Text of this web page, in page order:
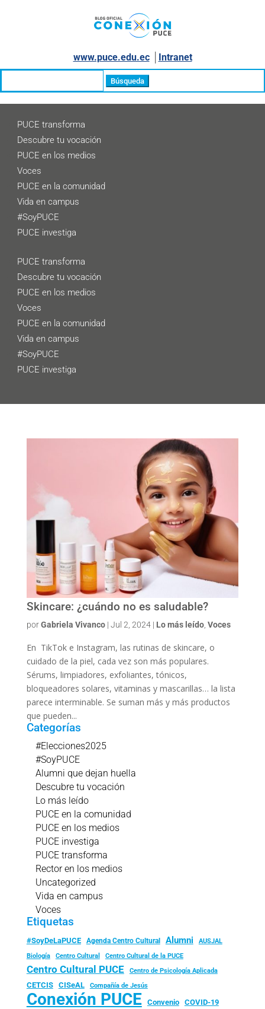
www.puce.edu.ec│ Intranet
PUCE transforma
Descubre tu vocación
PUCE en los medios
Voces
PUCE en la comunidad
Vida en campus
#SoyPUCE
PUCE investiga
PUCE transforma
Descubre tu vocación
PUCE en los medios
Voces
PUCE en la comunidad
Vida en campus
#SoyPUCE
PUCE investiga
Skincare: ¿cuándo no es saludable?
porGabriela Vivanco| Jul 2, 2024| Lo más leído, Voces
En TikTok e Instagram, las rutinas de skincare, o
cuidado de la piel, cada vez son más populares.
Sérums, limpiadores, exfoliantes, tónicos,
bloqueadores solares, vitaminas y mascarillas… la lista
parece interminable. Se suman más y más productos
que pueden...
Categorías
#Elecciones2025
#SoyPUCE
Alumni que dejan huella
Descubre tu vocación
Lo más leído
PUCE en la comunidad
PUCE en los medios
PUCE investiga
PUCE transforma
Rector en los medios
Uncategorized
Vida en campus
Voces
Etiquetas
#SoyDeLaPUCE Agenda Centro Cultural Alumni
AUSJAL
Biología
Centro Cultural Centro Cultural de la PUCE
Centro Cultural PUCE Centro de Psicología Aplicada
CETCIS CISeAL Compañía de Jesús
Conexión PUCE Convenio
COVID-19